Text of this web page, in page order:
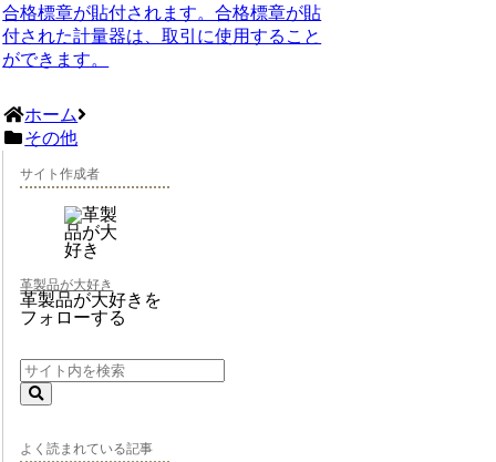
合格標章が貼付されます。合格標章が貼
付された計量器は、取引に使用すること
ができます。
ホーム
その他
サイト作成者
革製品が大好き
革製品が大好きを
フォローする
よく読まれている記事